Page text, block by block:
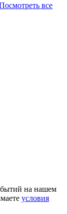
все
на нашем
условия